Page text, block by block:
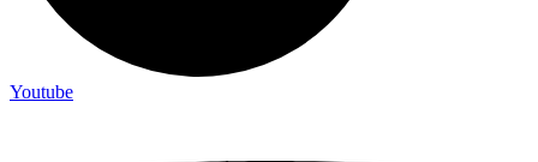
Youtube